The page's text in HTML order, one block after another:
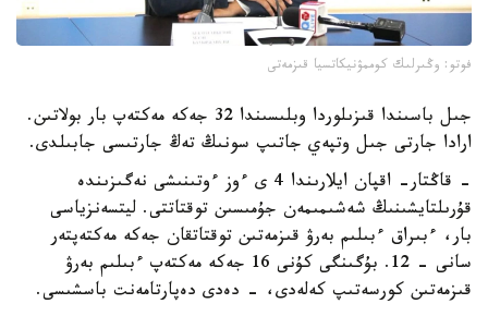
فوتو: وڭىرلىك كوممۋنيكاتسيا قىزمەتى
جىل باسىندا قىزىلوردا وبلىسىندا 32 جەكە مەكتەپ بار بولاتىن.
ارادا جارتى جىل وتپەي جاتىپ سونىڭ تەڭ جارتىسى جابىلدى.
- قاڭتار- اقپان ايلارىندا 4 ى ءوز ءوتىنىشى نەگىزىندە
قۇرىلتايشىنىڭ شەشىمىمەن جۇمىسىن توقتاتتى. ليتسەنزياسى
بار، ءبىراق ءبىلىم بەرۋ قىزمەتىن توقتاتقان جەكە مەكتەپتەر
سانى - 12. بۇگىنگى كۇنى 16 جەكە مەكتەپ ءبىلىم بەرۋ
قىزمەتىن كورسەتىپ كەلەدى، - دەدى دەپارتامەنت باسشىسى.